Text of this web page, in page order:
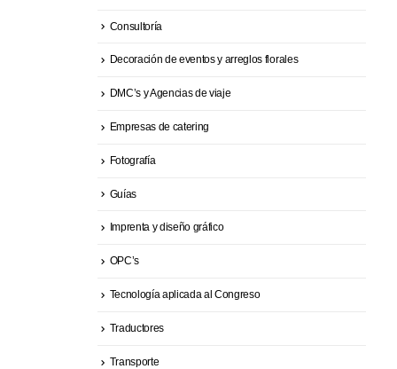
Consultoría
Decoración de eventos y arreglos florales
DMC’s y Agencias de viaje
Empresas de catering
Fotografía
Guías
Imprenta y diseño gráfico
OPC’s
Tecnología aplicada al Congreso
Traductores
Transporte